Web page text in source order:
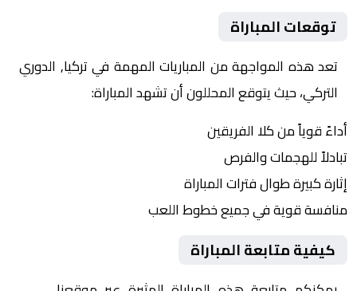
توقعات المباراة
تعد هذه المواجهة من المباريات المهمة في تركيا, الدوري
التركي، حيث يتوقع المحللون أن تشهد المباراة:
أداءً قوياً من كلا الفريقين
تبادلاً للهجمات والفرص
إثارة كبيرة طوال فترات المباراة
منافسة قوية في جميع خطوط اللعب
كيفية متابعة المباراة